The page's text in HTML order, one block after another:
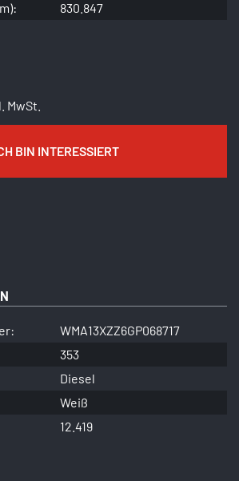
MwSt.
BIN INTERESSIERT
830.847
WMA13XZZ6GP068717
353
Diesel
Weiß
12.419